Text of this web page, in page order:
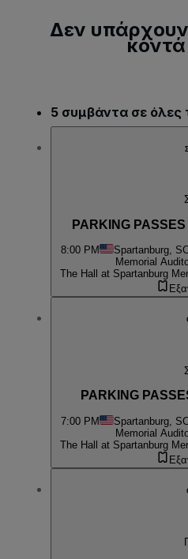
Δεν
5 συμβάντα σε όλες
PARKING
8:00 PM Spartanburg,
Memorial
The Hall at Spartanburg
PARKING
7:00 PM Spartanburg,
Memorial
The Hall at Spartanburg